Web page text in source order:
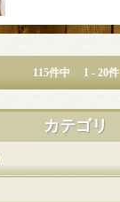
115件中 1 - 20件
カテゴリ